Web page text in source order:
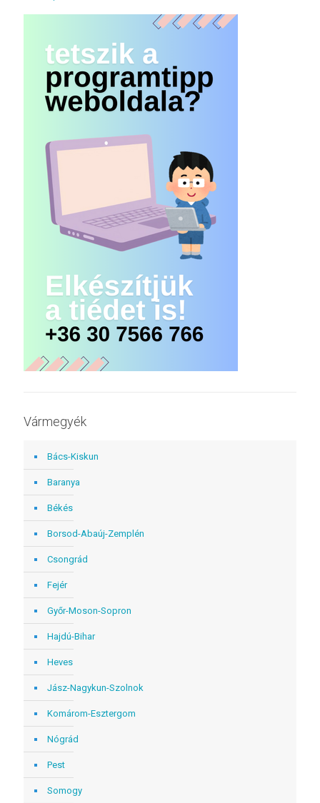
Vármegyék
Bács-Kiskun
Baranya
Békés
Borsod-Abaúj-Zemplén
Csongrád
Fejér
Győr-Moson-Sopron
Hajdú-Bihar
Heves
Jász-Nagykun-Szolnok
Komárom-Esztergom
Nógrád
Pest
Somogy